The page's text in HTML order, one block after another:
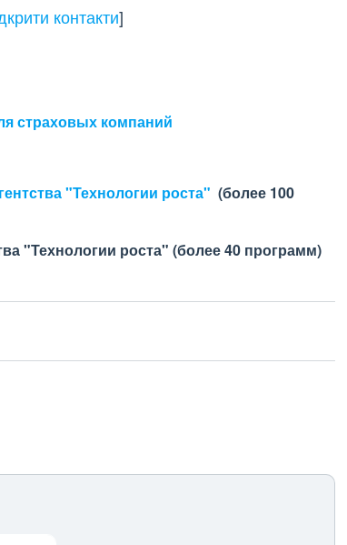
контакти]
страховых компаний
"Технологии роста" (более 100
"Технологии роста" (более 40 программ)